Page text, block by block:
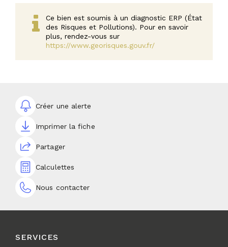
Ce bien est soumis à un diagnostic ERP (État
des Risques et Pollutions). Pour en savoir
plus, rendez-vous sur
https://www.georisques.gouv.fr/
Créer une alerte
Imprimer la fiche
Partager
Calculettes
Nous contacter
SERVICES